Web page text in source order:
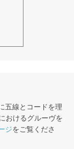
五線とコードを理
おけるグルーヴを
ジをご覧くださ